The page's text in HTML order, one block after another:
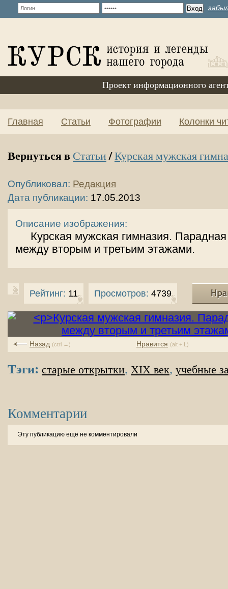
Проект информационного
Главная Статьи Фотографии Колонки
Вернуться в Статьи/Курская мужская
Опубликовал: Редакция
Дата публикации: 17.05.2013
Описание изображения:
Курская мужская гимназия.
между вторым и третьим этажами.
Рейтинг: 11 Просмотров: 4739
Нравится (alt + L)
Назад (ctrl ←)
Тэги: старые открытки, XIX век, учебные
Комментарии
Эту публикацию ещё не комментировали